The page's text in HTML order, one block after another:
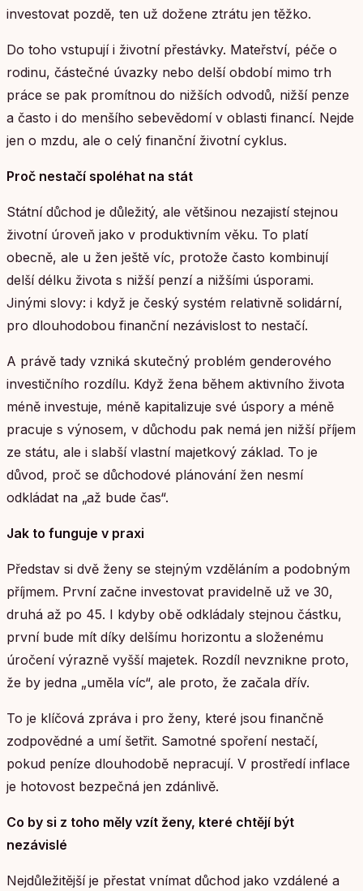
investovat pozdě, ten už dožene ztrátu jen těžko.
Do toho vstupují i životní přestávky. Mateřství, péče o
rodinu, částečné úvazky nebo delší období mimo trh
práce se pak promítnou do nižších odvodů, nižší penze
a často i do menšího sebevědomí v oblasti financí. Nejde
jen o mzdu, ale o celý finanční životní cyklus.
Proč nestačí spoléhat na stát
Státní důchod je důležitý, ale většinou nezajistí stejnou
životní úroveň jako v produktivním věku. To platí
obecně, ale u žen ještě víc, protože často kombinují
delší délku života s nižší penzí a nižšími úsporami.
Jinými slovy: i když je český systém relativně solidární,
pro dlouhodobou finanční nezávislost to nestačí.
A právě tady vzniká skutečný problém genderového
investičního rozdílu. Když žena během aktivního života
méně investuje, méně kapitalizuje své úspory a méně
pracuje s výnosem, v důchodu pak nemá jen nižší příjem
ze státu, ale i slabší vlastní majetkový základ. To je
důvod, proč se důchodové plánování žen nesmí
odkládat na „až bude čas“.
Jak to funguje v praxi
Představ si dvě ženy se stejným vzděláním a podobným
příjmem. První začne investovat pravidelně už ve 30,
druhá až po 45. I kdyby obě odkládaly stejnou částku,
první bude mít díky delšímu horizontu a složenému
úročení výrazně vyšší majetek. Rozdíl nevznikne proto,
že by jedna „uměla víc“, ale proto, že začala dřív.
To je klíčová zpráva i pro ženy, které jsou finančně
zodpovědné a umí šetřit. Samotné spoření nestačí,
pokud peníze dlouhodobě nepracují. V prostředí inflace
je hotovost bezpečná jen zdánlivě.
Co by si z toho měly vzít ženy, které chtějí být
nezávislé
Nejdůležitější je přestat vnímat důchod jako vzdálené a